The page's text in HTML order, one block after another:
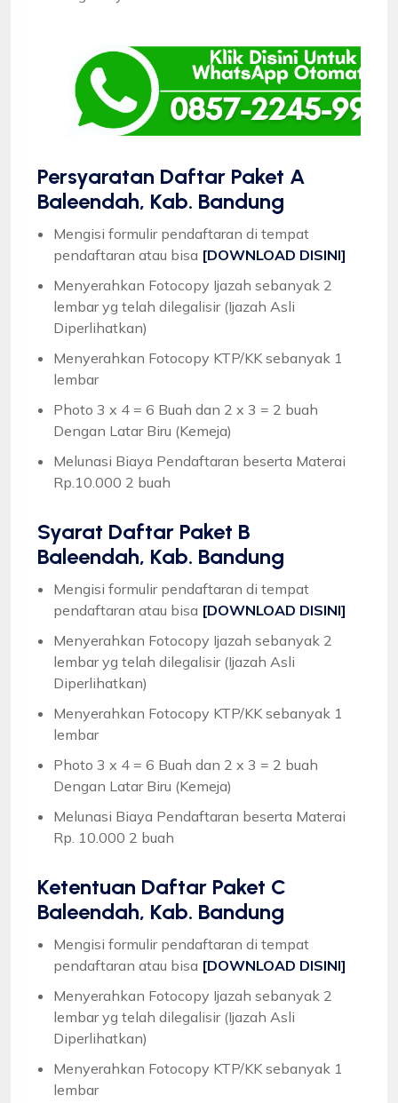
Persyaratan Daftar Paket A
Baleendah, Kab. Bandung
Mengisi formulir pendaftaran di tempat
pendaftaran atau bisa [DOWNLOAD DISINI]
Menyerahkan Fotocopy Ijazah sebanyak 2
lembar yg telah dilegalisir (Ijazah Asli
Diperlihatkan)
Menyerahkan Fotocopy KTP/KK sebanyak 1
lembar
Photo 3 x 4 = 6 Buah dan 2 x 3 = 2 buah
Dengan Latar Biru (Kemeja)
Melunasi Biaya Pendaftaran beserta Materai
Rp.10.000 2 buah
Syarat Daftar Paket B
Baleendah, Kab. Bandung
Mengisi formulir pendaftaran di tempat
pendaftaran atau bisa [DOWNLOAD DISINI]
Menyerahkan Fotocopy Ijazah sebanyak 2
lembar yg telah dilegalisir (Ijazah Asli
Diperlihatkan)
Menyerahkan Fotocopy KTP/KK sebanyak 1
lembar
Photo 3 x 4 = 6 Buah dan 2 x 3 = 2 buah
Dengan Latar Biru (Kemeja)
Melunasi Biaya Pendaftaran beserta Materai
Rp. 10.000 2 buah
Ketentuan Daftar Paket C
Baleendah, Kab. Bandung
Mengisi formulir pendaftaran di tempat
pendaftaran atau bisa [DOWNLOAD DISINI]
Menyerahkan Fotocopy Ijazah sebanyak 2
lembar yg telah dilegalisir (Ijazah Asli
Diperlihatkan)
Menyerahkan Fotocopy KTP/KK sebanyak 1
lembar